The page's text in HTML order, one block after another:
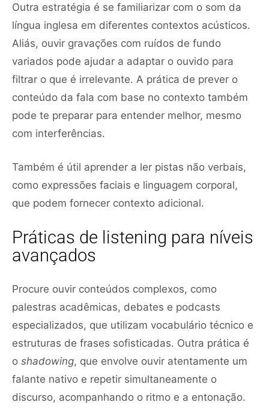
Outra estratégia é se familiarizar com o som da
língua inglesa em diferentes contextos acústicos.
Aliás, ouvir gravações com ruídos de fundo
variados pode ajudar a adaptar o ouvido para
filtrar o que é irrelevante. A prática de prever o
conteúdo da fala com base no contexto também
pode te preparar para entender melhor, mesmo
com interferências.
Também é útil aprender a ler pistas não verbais,
como expressões faciais e linguagem corporal,
que podem fornecer contexto adicional.
Práticas de listening para níveis
avançados
Procure ouvir conteúdos complexos, como
palestras acadêmicas, debates e podcasts
especializados, que utilizam vocabulário técnico e
estruturas de frases sofisticadas. Outra prática é
o shadowing, que envolve ouvir atentamente um
falante nativo e repetir simultaneamente o
discurso, acompanhando o ritmo e a entonação.